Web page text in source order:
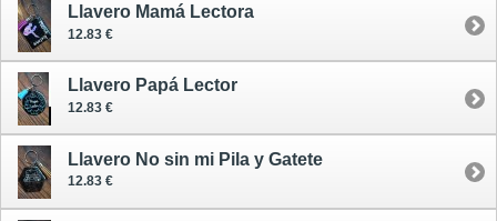
Llavero Mamá Lectora
12.83 €
Llavero Papá Lector
12.83 €
Llavero No sin mi Pila y Gatete
12.83 €